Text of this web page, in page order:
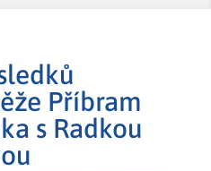
Příbram
s Radkou